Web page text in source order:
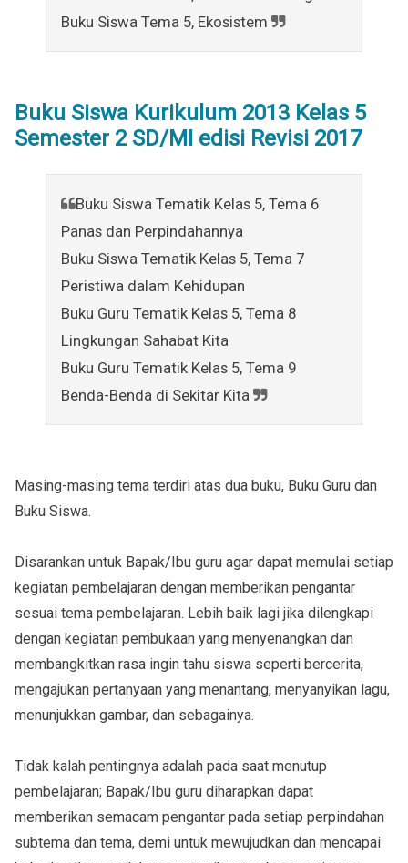
Buku Siswa Tema 5, Ekosistem
Buku Siswa Kurikulum 2013 Kelas 5
Semester 2 SD/MI edisi Revisi 2017
Buku Siswa Tematik Kelas 5, Tema 6
Panas dan Perpindahannya
Buku Siswa Tematik Kelas 5, Tema 7
Peristiwa dalam Kehidupan
Buku Guru Tematik Kelas 5, Tema 8
Lingkungan Sahabat Kita
Buku Guru Tematik Kelas 5, Tema 9
Benda-Benda di Sekitar Kita
Masing-masing tema terdiri atas dua buku, Buku Guru dan
Buku Siswa.
Disarankan untuk Bapak/Ibu guru agar dapat memulai setiap
kegiatan pembelajaran dengan memberikan pengantar
sesuai tema pembelajaran. Lebih baik lagi jika dilengkapi
dengan kegiatan pembukaan yang menyenangkan dan
membangkitkan rasa ingin tahu siswa seperti bercerita,
mengajukan pertanyaan yang menantang, menyanyikan lagu,
menunjukkan gambar, dan sebagainya.
Tidak kalah pentingnya adalah pada saat menutup
pembelajaran; Bapak/Ibu guru diharapkan dapat
memberikan semacam pengantar pada setiap perpindahan
subtema dan tema, demi untuk mewujudkan dan mencapai